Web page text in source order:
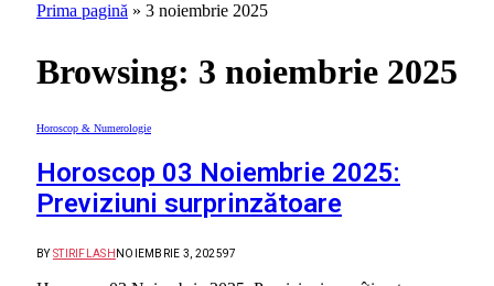
Prima pagină » 3 noiembrie 2025
Browsing: 3 noiembrie 2025
Horoscop & Numerologie
Horoscop 03 Noiembrie 2025:
Previziuni surprinzătoare
BY STIRIFLASH NOIEMBRIE 3, 202597